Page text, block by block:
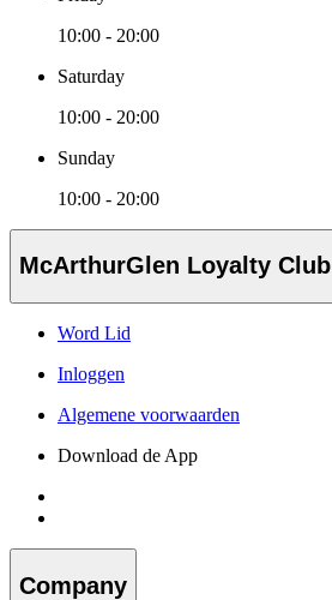
10:00 - 20:00
Saturday
10:00 - 20:00
Sunday
10:00 - 20:00
McArthurGlen Loyalty Club
Word Lid
Inloggen
Algemene voorwaarden
Download de App
Company